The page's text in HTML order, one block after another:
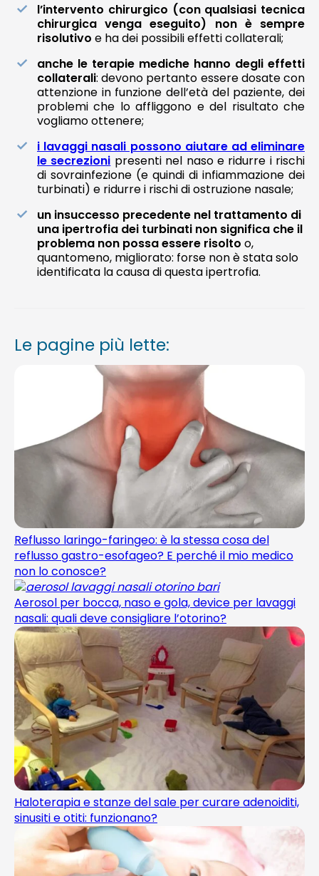
l’intervento chirurgico (con qualsiasi tecnica
chirurgica venga eseguito) non è sempre
risolutivo e ha dei possibili effetti collaterali;
anche le terapie mediche hanno degli effetti
collaterali: devono pertanto essere dosate con
attenzione in funzione dell’età del paziente, dei
problemi che lo affliggono e del risultato che
vogliamo ottenere;
i lavaggi nasali possono aiutare ad eliminare
le secrezioni presenti nel naso e ridurre i rischi
di sovrainfezione (e quindi di infiammazione dei
turbinati) e ridurre i rischi di ostruzione nasale;
un insuccesso precedente nel trattamento di
una ipertrofia dei turbinati non significa che il
problema non possa essere risolto o,
quantomeno, migliorato: forse non è stata solo
identificata la causa di questa ipertrofia.
Le pagine più lette:
Reflusso laringo-faringeo: è la stessa cosa del
reflusso gastro-esofageo? E perché il mio medico
non lo conosce?
Aerosol per bocca, naso e gola, device per lavaggi
nasali: quali deve consigliare l’otorino?
Haloterapia e stanze del sale per curare adenoiditi,
sinusiti e otiti: funzionano?